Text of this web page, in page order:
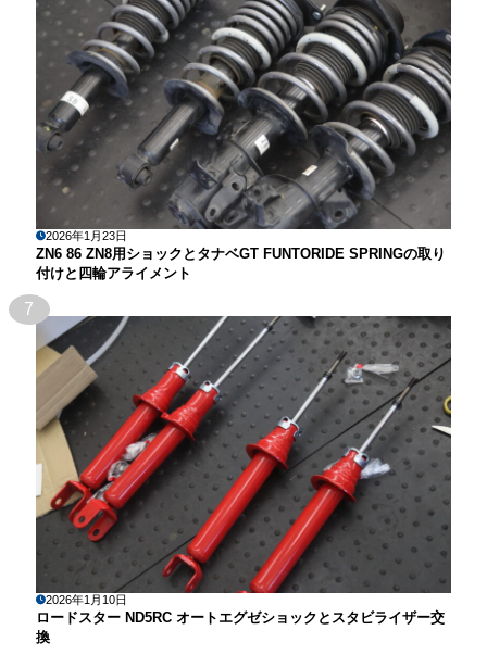
2026年1月23日
ZN6 86 ZN8用ショックとタナベGT FUNTORIDE SPRINGの取り
付けと四輪アライメント
7
2026年1月10日
ロードスター ND5RC オートエグゼショックとスタビライザー交
換